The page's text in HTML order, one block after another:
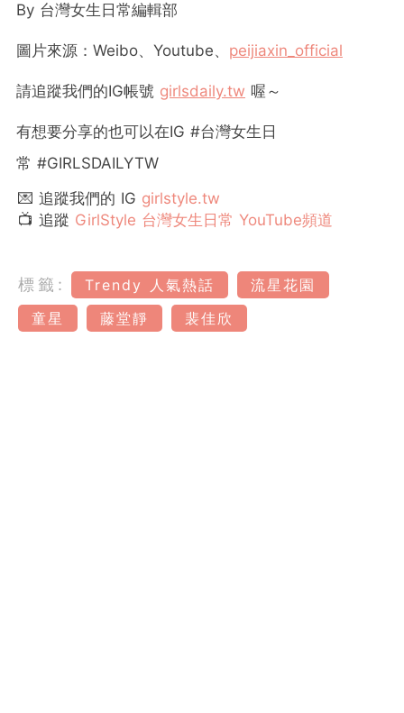
By 台灣女生日常編輯部
圖片來源：Weibo、Youtube、 peijiaxin_official
請追蹤我們的IG帳號 girlsdaily.tw 喔～
有想要分享的也可以在IG #台灣女生日
常 #GIRLSDAILYTW
💌 追蹤我們的 IG girlstyle.tw
📺 追蹤 GirlStyle 台灣女生日常 YouTube頻道
標籤: Trendy 人氣熱話
流星花園
童星
藤堂靜 裴佳欣